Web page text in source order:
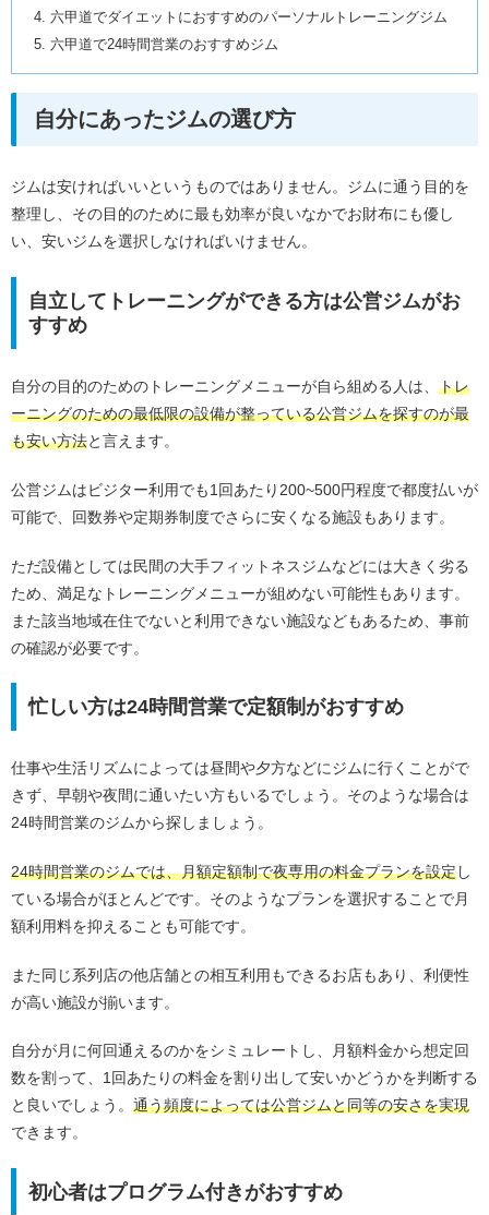
六甲道でダイエットにおすすめのパーソナルトレーニングジム
六甲道で24時間営業のおすすめジム
自分にあったジムの選び方
ジムは安ければいいというものではありません。ジムに通う目的を
整理し、その目的のために最も効率が良いなかでお財布にも優し
い、安いジムを選択しなければいけません。
自立してトレーニングができる方は公営ジムがお
すすめ
自分の目的のためのトレーニングメニューが自ら組める人は、 トレ
ーニングのための最低限の設備が整っている公営ジムを探すのが最
も安い方法と言えます。
公営ジムはビジター利用でも1回あたり200~500円程度で都度払いが
可能で、回数券や定期券制度でさらに安くなる施設もあります。
ただ設備としては民間の大手フィットネスジムなどには大きく劣る
ため、満足なトレーニングメニューが組めない可能性もあります。
また該当地域在住でないと利用できない施設などもあるため、事前
の確認が必要です。
忙しい方は24時間営業で定額制がおすすめ
仕事や生活リズムによっては昼間や夕方などにジムに行くことがで
きず、早朝や夜間に通いたい方もいるでしょう。そのような場合は
24時間営業のジムから探しましょう。
24時間営業のジムでは、月額定額制で夜専用の料金プランを設定し
ている場合がほとんどです。そのようなプランを選択することで月
額利用料を抑えることも可能です。
また同じ系列店の他店舗との相互利用もできるお店もあり、利便性
が高い施設が揃います。
自分が月に何回通えるのかをシミュレートし、月額料金から想定回
数を割って、1回あたりの料金を割り出して安いかどうかを判断する
と良いでしょう。 通う頻度によっては公営ジムと同等の安さを実現
できます。
初心者はプログラム付きがおすすめ